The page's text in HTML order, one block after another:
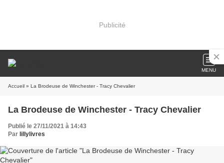
Publicité
MENU
Accueil » La Brodeuse de Winchester - Tracy Chevalier
La Brodeuse de Winchester - Tracy Chevalier
Publié le 27/11/2021 à 14:43
Par lillylivres